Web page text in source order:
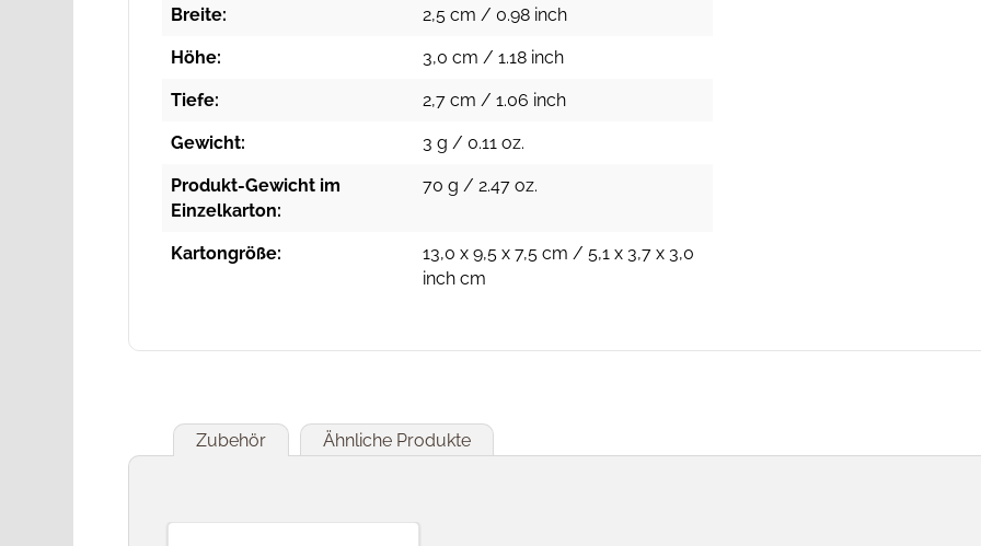
Breite: 2,5 cm / 0.98 inch
Höhe: 3,0 cm / 1.18 inch
Tiefe: 2,7 cm / 1.06 inch
Gewicht: 3 g / 0.11 oz.
Produkt-Gewicht im
Einzelkarton:
70 g / 2.47 oz.
Kartongröße:
13,0 x 9,5 x 7,5 cm / 5,1 x 3,7 x 3,0
inch cm
Zubehör Ähnliche Produkte